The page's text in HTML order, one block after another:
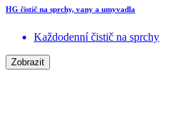
HG čistič na sprchy, vany a umyvadla
Každodenní čistič na sprchy
Zobrazit